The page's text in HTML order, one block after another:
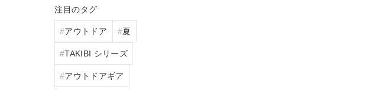
注目のタグ
アウトドア 夏
TAKIBI シリーズ
アウトドアギア